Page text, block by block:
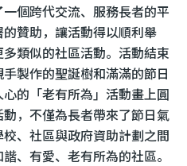
個跨代交流、服務長者的平
贊助，讓活動得以順利舉
類似的社區活動。活動結束
製作的聖誕樹和滿滿的節日
的「老有所為」活動畫上圓
，不僅為長者帶來了節日氣
、社區與政府資助計劃之間
、有愛、老有所為的社區。